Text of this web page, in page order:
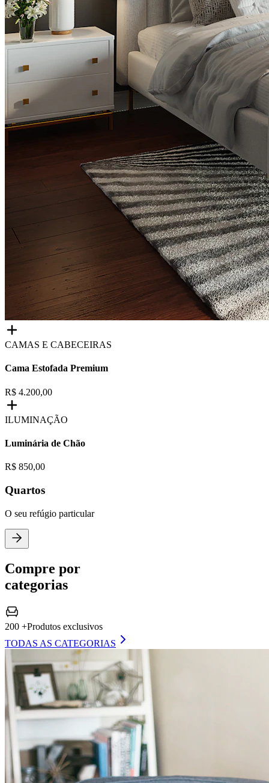
CAMAS E CABECEIRAS
Cama Estofada Premium
R$ 4.200,00
ILUMINAÇÃO
Luminária de Chão
R$ 850,00
Quartos
O seu refúgio particular
Compre por
categorias
200 +Produtos exclusivos
TODAS AS CATEGORIAS